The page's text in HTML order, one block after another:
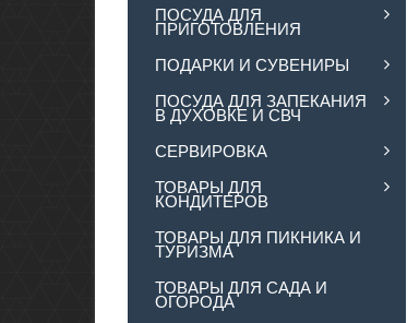
ПОСУДА ДЛЯ
ПРИГОТОВЛЕНИЯ
ПОДАРКИ И СУВЕНИРЫ
ПОСУДА ДЛЯ ЗАПЕКАНИЯ
В ДУХОВКЕ И СВЧ
СЕРВИРОВКА
ТОВАРЫ ДЛЯ
КОНДИТЕРОВ
ТОВАРЫ ДЛЯ ПИКНИКА И
ТУРИЗМА
ТОВАРЫ ДЛЯ САДА И
ОГОРОДА